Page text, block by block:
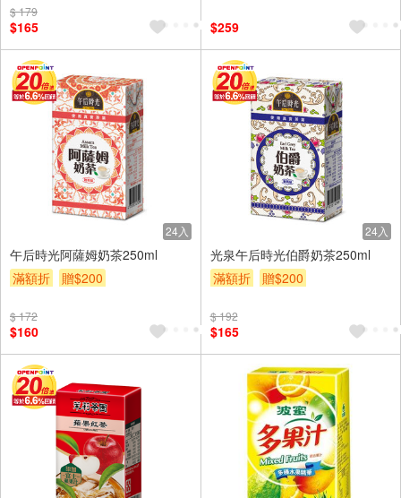
$ 179
$165 $259
24入
午后時光阿薩姆奶茶250ml
滿額折
贈$200
$ 172
$160
24入
光泉午后時光伯爵奶茶250ml
滿額折
贈$200
$ 192
$165